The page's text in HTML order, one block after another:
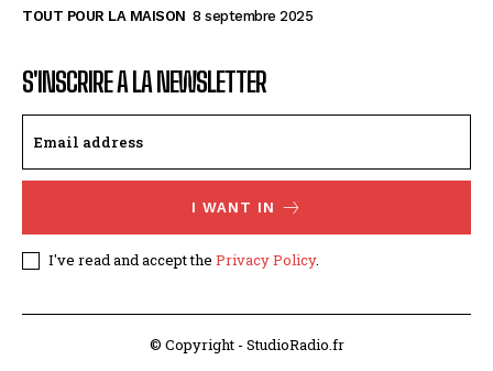
TOUT POUR LA MAISON 8 septembre 2025
S'INSCRIRE A LA NEWSLETTER
I WANT IN
I've read and accept the Privacy Policy.
© Copyright - StudioRadio.fr